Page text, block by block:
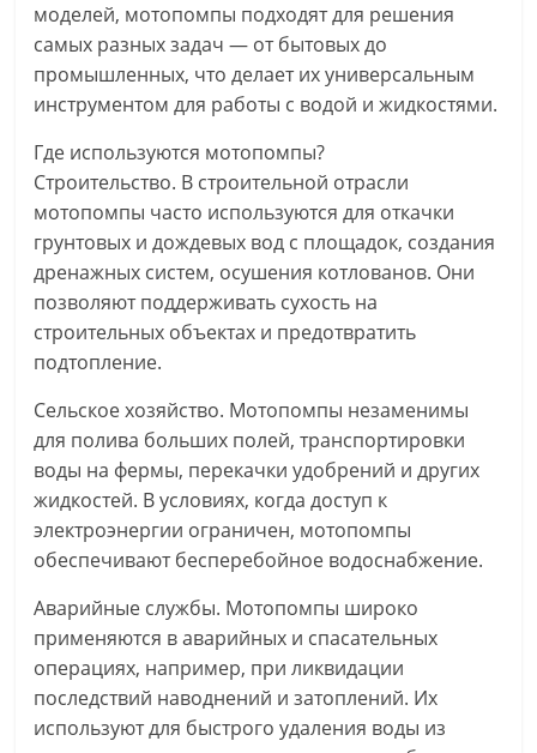
моделей, мотопомпы подходят для решения
самых разных задач — от бытовых до
промышленных, что делает их универсальным
инструментом для работы с водой и жидкостями.
Где используются мотопомпы?
Строительство. В строительной отрасли
мотопомпы часто используются для откачки
грунтовых и дождевых вод с площадок, создания
дренажных систем, осушения котлованов. Они
позволяют поддерживать сухость на
строительных объектах и предотвратить
подтопление.
Сельское хозяйство. Мотопомпы незаменимы
для полива больших полей, транспортировки
воды на фермы, перекачки удобрений и других
жидкостей. В условиях, когда доступ к
электроэнергии ограничен, мотопомпы
обеспечивают бесперебойное водоснабжение.
Аварийные службы. Мотопомпы широко
применяются в аварийных и спасательных
операциях, например, при ликвидации
последствий наводнений и затоплений. Их
используют для быстрого удаления воды из